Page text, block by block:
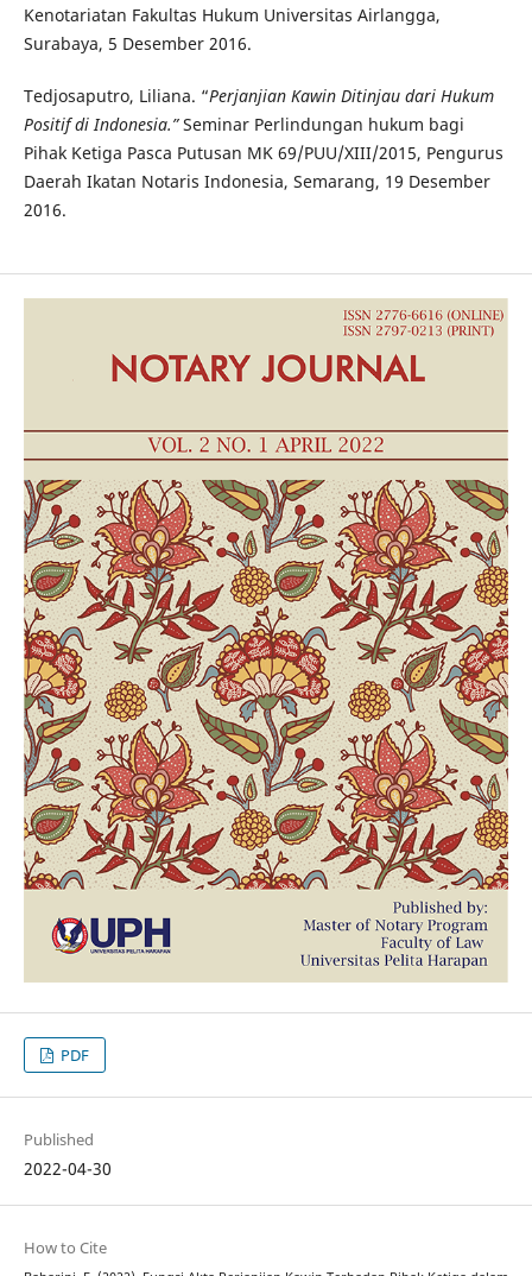
Kenotariatan Fakultas Hukum Universitas Airlangga,
Surabaya, 5 Desember 2016.
Tedjosaputro, Liliana. “Perjanjian Kawin Ditinjau dari Hukum
Positif di Indonesia.”Seminar Perlindungan hukum bagi
Pihak Ketiga Pasca Putusan MK 69/PUU/XIII/2015, Pengurus
Daerah Ikatan Notaris Indonesia, Semarang, 19 Desember
2016.
PDF
Published
2022-04-30
How to Cite